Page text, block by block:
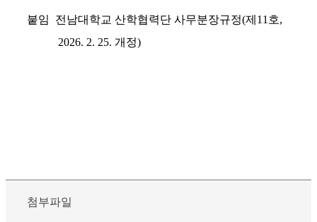
붙임 전남대학교 산학협력단 사무분장규정(제11호,
2026. 2. 25. 개정)
첨부파일